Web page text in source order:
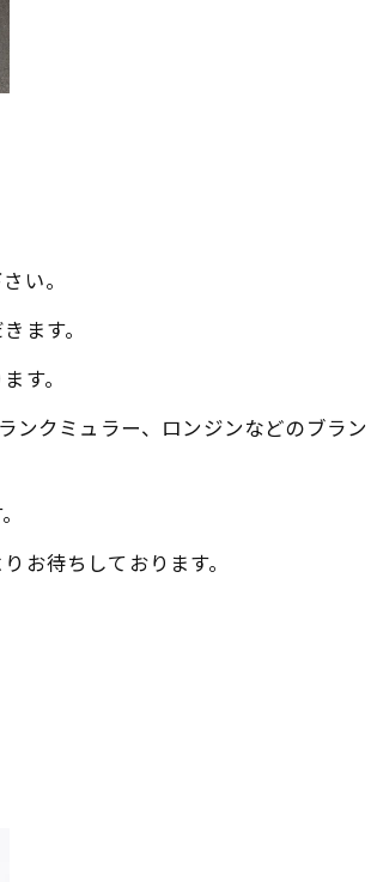
い。
ます。
す。
ンクミュラー、ロンジンなどのブラ
お待ちしております。